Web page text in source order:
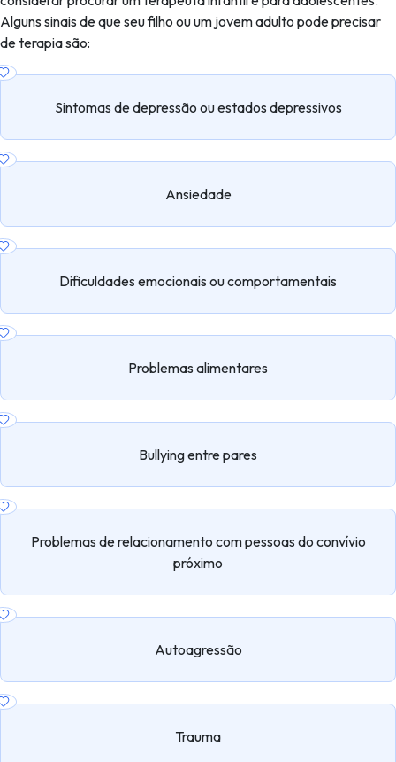
Alguns sinais de que seu filho ou um jovem adulto pode precisar
de terapia são:
Sintomas de depressão ou estados depressivos
Ansiedade
Dificuldades emocionais ou comportamentais
Problemas alimentares
Bullying entre pares
Problemas de relacionamento com pessoas do convívio
próximo
Autoagressão
Trauma